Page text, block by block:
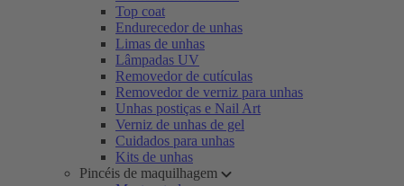
Top coat
Endurecedor de unhas
Limas de unhas
Lâmpadas UV
Removedor de cutículas
Removedor de verniz para unhas
Unhas postiças e Nail Art
Verniz de unhas de gel
Cuidados para unhas
Kits de unhas
Pincéis de maquilhagem